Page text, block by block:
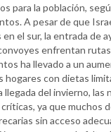
para la población,
A pesar de que
el sur, la entrada de
enfrentan
ha llevado a un
hogares con dietas
llegada del invierno, las
ya que muchos
sin acceso